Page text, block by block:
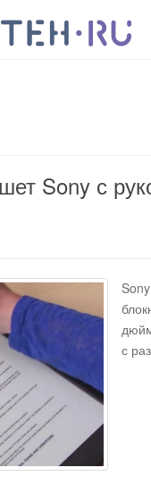
Sony с
с